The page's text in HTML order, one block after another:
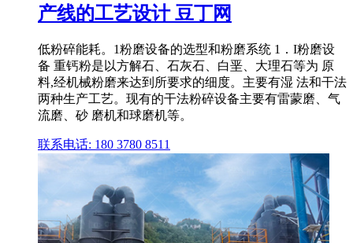
产线的工艺设计 豆丁网
低粉碎能耗。1粉磨设备的选型和粉磨系统 1．I粉磨设
备 重钙粉是以方解石、石灰石、白垩、大理石等为 原
料,经机械粉磨来达到所要求的细度。主要有湿 法和干法
两种生产工艺。现有的干法粉碎设备主要有雷蒙磨、气
流磨、砂 磨机和球磨机等。
联系电话: 180 3780 8511